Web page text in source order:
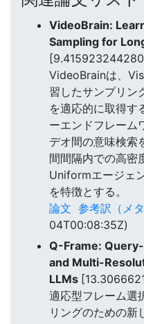
VideoBrain:
Sampling for
VideoBrainは、
習したサンプリン
を適応的に取得す
ーエンドフレーム
デオ間の意味検索
間間隔内での高密
Uniformエージェ
を特徴とする。
論文 参考訳（メタ
04T00:08:35Z)
Q-Frame:
and Multi-
LLMs
適応型フレーム選
リングのための新